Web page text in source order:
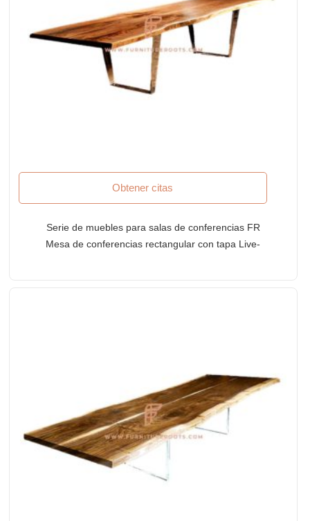
Obtener citas
Serie de muebles para salas de conferencias FR
Mesa de conferencias rectangular con tapa Live-